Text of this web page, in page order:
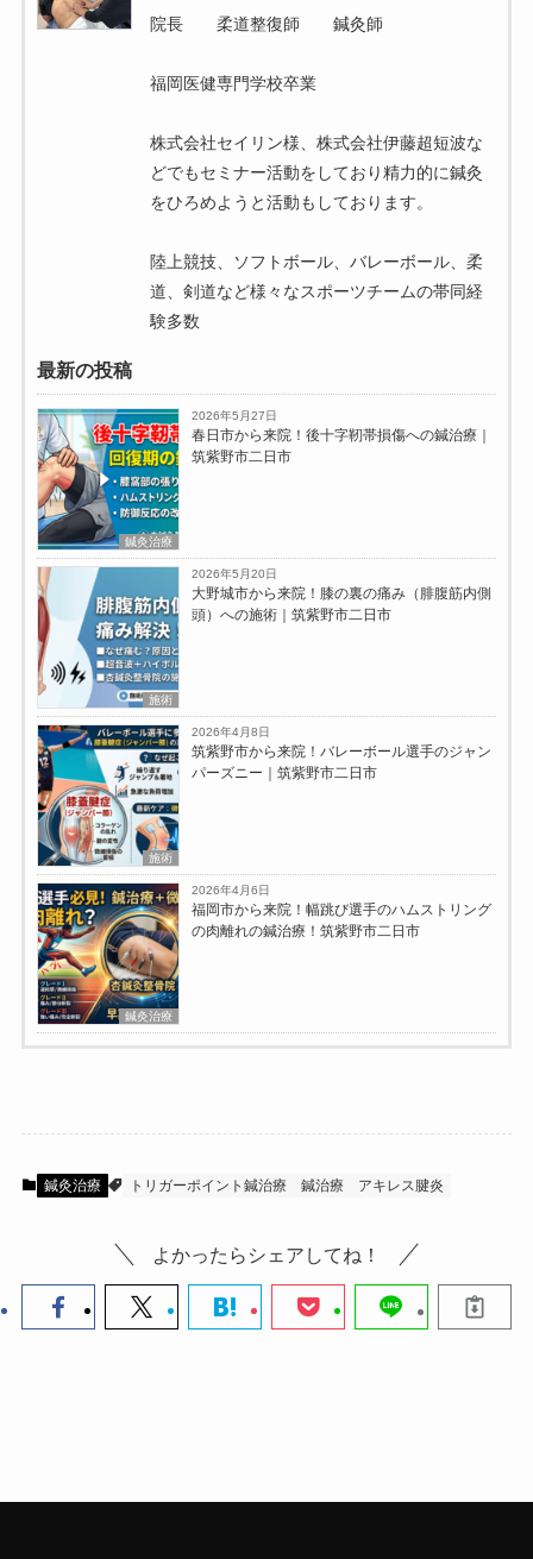
院長 柔道整復師 鍼灸師
福岡医健専門学校卒業
株式会社セイリン様、株式会社伊藤超短波な
どでもセミナー活動をしており精力的に鍼灸
をひろめようと活動もしております。
陸上競技、ソフトボール、バレーボール、柔
道、剣道など様々なスポーツチームの帯同経
験多数
最新の投稿
鍼灸治療
2026年5月27日
春日市から来院！後十字靭帯損傷への鍼治療｜
筑紫野市二日市
施術
2026年5月20日
大野城市から来院！膝の裏の痛み（腓腹筋内側
頭）への施術｜筑紫野市二日市
施術
2026年4月8日
筑紫野市から来院！バレーボール選手のジャン
パーズニー｜筑紫野市二日市
鍼灸治療
2026年4月6日
福岡市から来院！幅跳び選手のハムストリング
の肉離れの鍼治療！筑紫野市二日市
鍼灸治療 トリガーポイント鍼治療 鍼治療 アキレス腱炎
よかったらシェアしてね！